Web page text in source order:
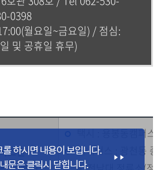
0398
월요일~금요일) / 점심:
및 공휴일 휴무)
스편
) 이용시
택시 : 용봉동캠퍼스
시내버스 : 광천동 종